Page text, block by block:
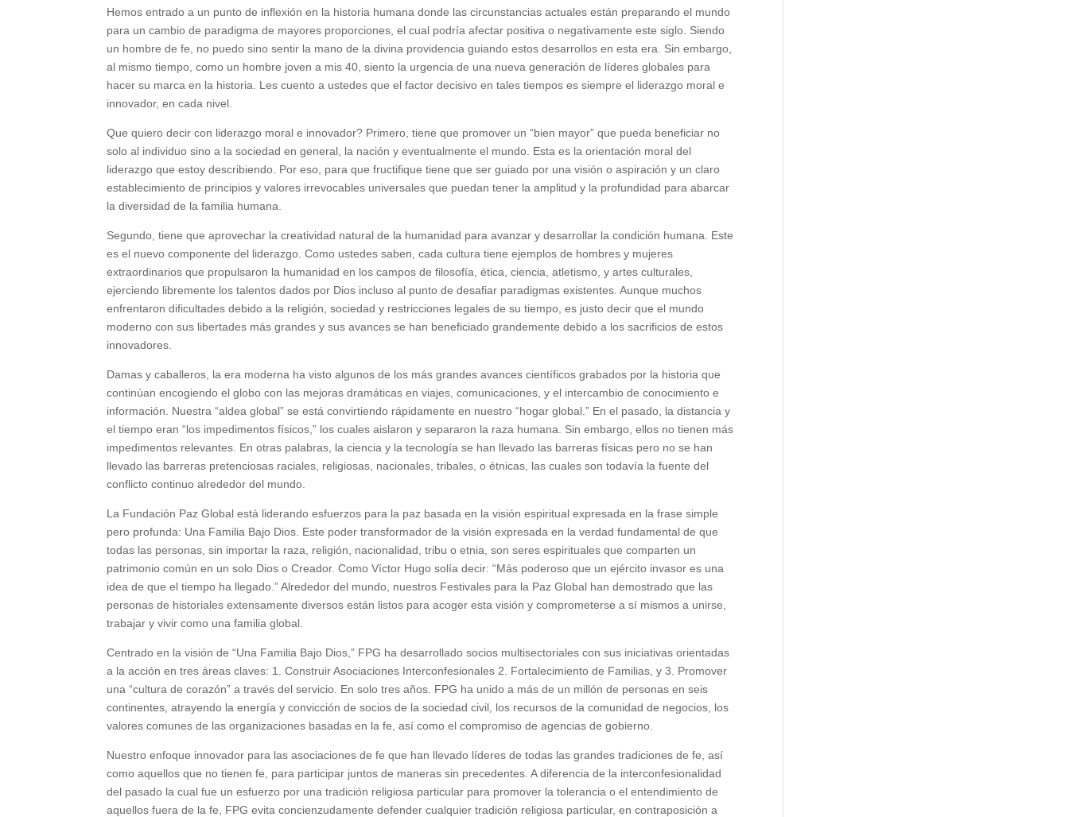
Hemos entrado a un punto de inflexión en la historia humana donde las circunstancias actuales están preparando el mundo
para un cambio de paradigma de mayores proporciones, el cual podría afectar positiva o negativamente este siglo. Siendo
un hombre de fe, no puedo sino sentir la mano de la divina providencia guiando estos desarrollos en esta era. Sin embargo,
al mismo tiempo, como un hombre joven a mis 40, siento la urgencia de una nueva generación de líderes globales para
hacer su marca en la historia. Les cuento a ustedes que el factor decisivo en tales tiempos es siempre el liderazgo moral e
innovador, en cada nivel.
Que quiero decir con liderazgo moral e innovador? Primero, tiene que promover un “bien mayor” que pueda beneficiar no
solo al individuo sino a la sociedad en general, la nación y eventualmente el mundo. Esta es la orientación moral del
liderazgo que estoy describiendo. Por eso, para que fructifique tiene que ser guiado por una visión o aspiración y un claro
establecimiento de principios y valores irrevocables universales que puedan tener la amplitud y la profundidad para abarcar
la diversidad de la familia humana.
Segundo, tiene que aprovechar la creatividad natural de la humanidad para avanzar y desarrollar la condición humana. Este
es el nuevo componente del liderazgo. Como ustedes saben, cada cultura tiene ejemplos de hombres y mujeres
extraordinarios que propulsaron la humanidad en los campos de filosofía, ética, ciencia, atletismo, y artes culturales,
ejerciendo libremente los talentos dados por Dios incluso al punto de desafiar paradigmas existentes. Aunque muchos
enfrentaron dificultades debido a la religión, sociedad y restricciones legales de su tiempo, es justo decir que el mundo
moderno con sus libertades más grandes y sus avances se han beneficiado grandemente debido a los sacrificios de estos
innovadores.
Damas y caballeros, la era moderna ha visto algunos de los más grandes avances científicos grabados por la historia que
continúan encogiendo el globo con las mejoras dramáticas en viajes, comunicaciones, y el intercambio de conocimiento e
información. Nuestra “aldea global” se está convirtiendo rápidamente en nuestro “hogar global.” En el pasado, la distancia y
el tiempo eran “los impedimentos físicos,” los cuales aislaron y separaron la raza humana. Sin embargo, ellos no tienen más
impedimentos relevantes. En otras palabras, la ciencia y la tecnología se han llevado las barreras físicas pero no se han
llevado las barreras pretenciosas raciales, religiosas, nacionales, tribales, o étnicas, las cuales son todavía la fuente del
conflicto continuo alrededor del mundo.
La Fundación Paz Global está liderando esfuerzos para la paz basada en la visión espiritual expresada en la frase simple
pero profunda: Una Familia Bajo Dios. Este poder transformador de la visión expresada en la verdad fundamental de que
todas las personas, sin importar la raza, religión, nacionalidad, tribu o etnia, son seres espirituales que comparten un
patrimonio común en un solo Dios o Creador. Como Víctor Hugo solía decir: “Más poderoso que un ejército invasor es una
idea de que el tiempo ha llegado.” Alrededor del mundo, nuestros Festivales para la Paz Global han demostrado que las
personas de historiales extensamente diversos están listos para acoger esta visión y comprometerse a sí mismos a unirse,
trabajar y vivir como una familia global.
Centrado en la visión de “Una Familia Bajo Dios,” FPG ha desarrollado socios multisectoriales con sus iniciativas orientadas
a la acción en tres áreas claves: 1. Construir Asociaciones Interconfesionales 2. Fortalecimiento de Familias, y 3. Promover
una “cultura de corazón” a través del servicio. En solo tres años. FPG ha unido a más de un millón de personas en seis
continentes, atrayendo la energía y convicción de socios de la sociedad civil, los recursos de la comunidad de negocios, los
valores comunes de las organizaciones basadas en la fe, así como el compromiso de agencias de gobierno.
Nuestro enfoque innovador para las asociaciones de fe que han llevado líderes de todas las grandes tradiciones de fe, así
como aquellos que no tienen fe, para participar juntos de maneras sin precedentes. A diferencia de la interconfesionalidad
del pasado la cual fue un esfuerzo por una tradición religiosa particular para promover la tolerancia o el entendimiento de
aquellos fuera de la fe, FPG evita concienzudamente defender cualquier tradición religiosa particular, en contraposición a